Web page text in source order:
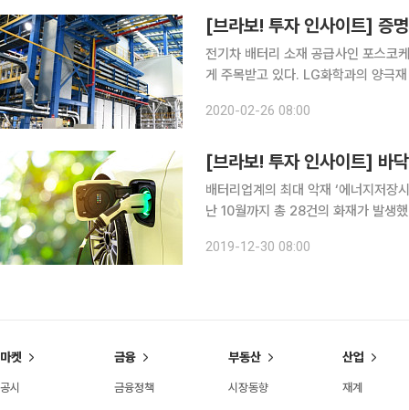
[브라보! 투자 인사이트] 증
전기차 배터리 소재 공급사인 포스코
게 주목받고 있다. LG화학과의 양극
2020-02-26 08:00
[브라보! 투자 인사이트] 바
배터리업계의 최대 악재 ‘에너지저
난 10월까지 총 28건의 화재가 발생
석이다. ESS 관련 일회성 비용이 사
2019-12-30 08:00
마켓
공시
금융
금융정책
부동산
시장동향
산업
재계